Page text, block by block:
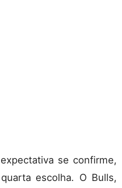
se confirme,
escolha. O Bulls,